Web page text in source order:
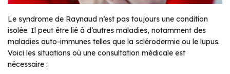
Le syndrome de Raynaud n’est pas toujours une condition
isolée. Il peut être lié à d’autres maladies, notamment des
maladies auto-immunes telles que la sclérodermie ou le lupus.
Voici les situations où une consultation médicale est
nécessaire :